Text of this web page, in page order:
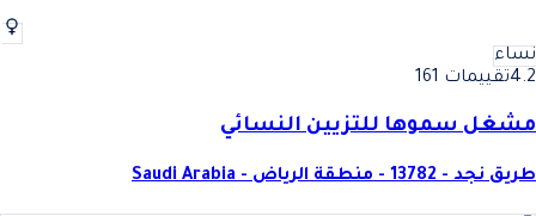
نساء
4.2تقييمات 161
مشغل سموها للتزيين النسائي
طريق نجد - 13782 - منطقة الرياض - Saudi Arabia